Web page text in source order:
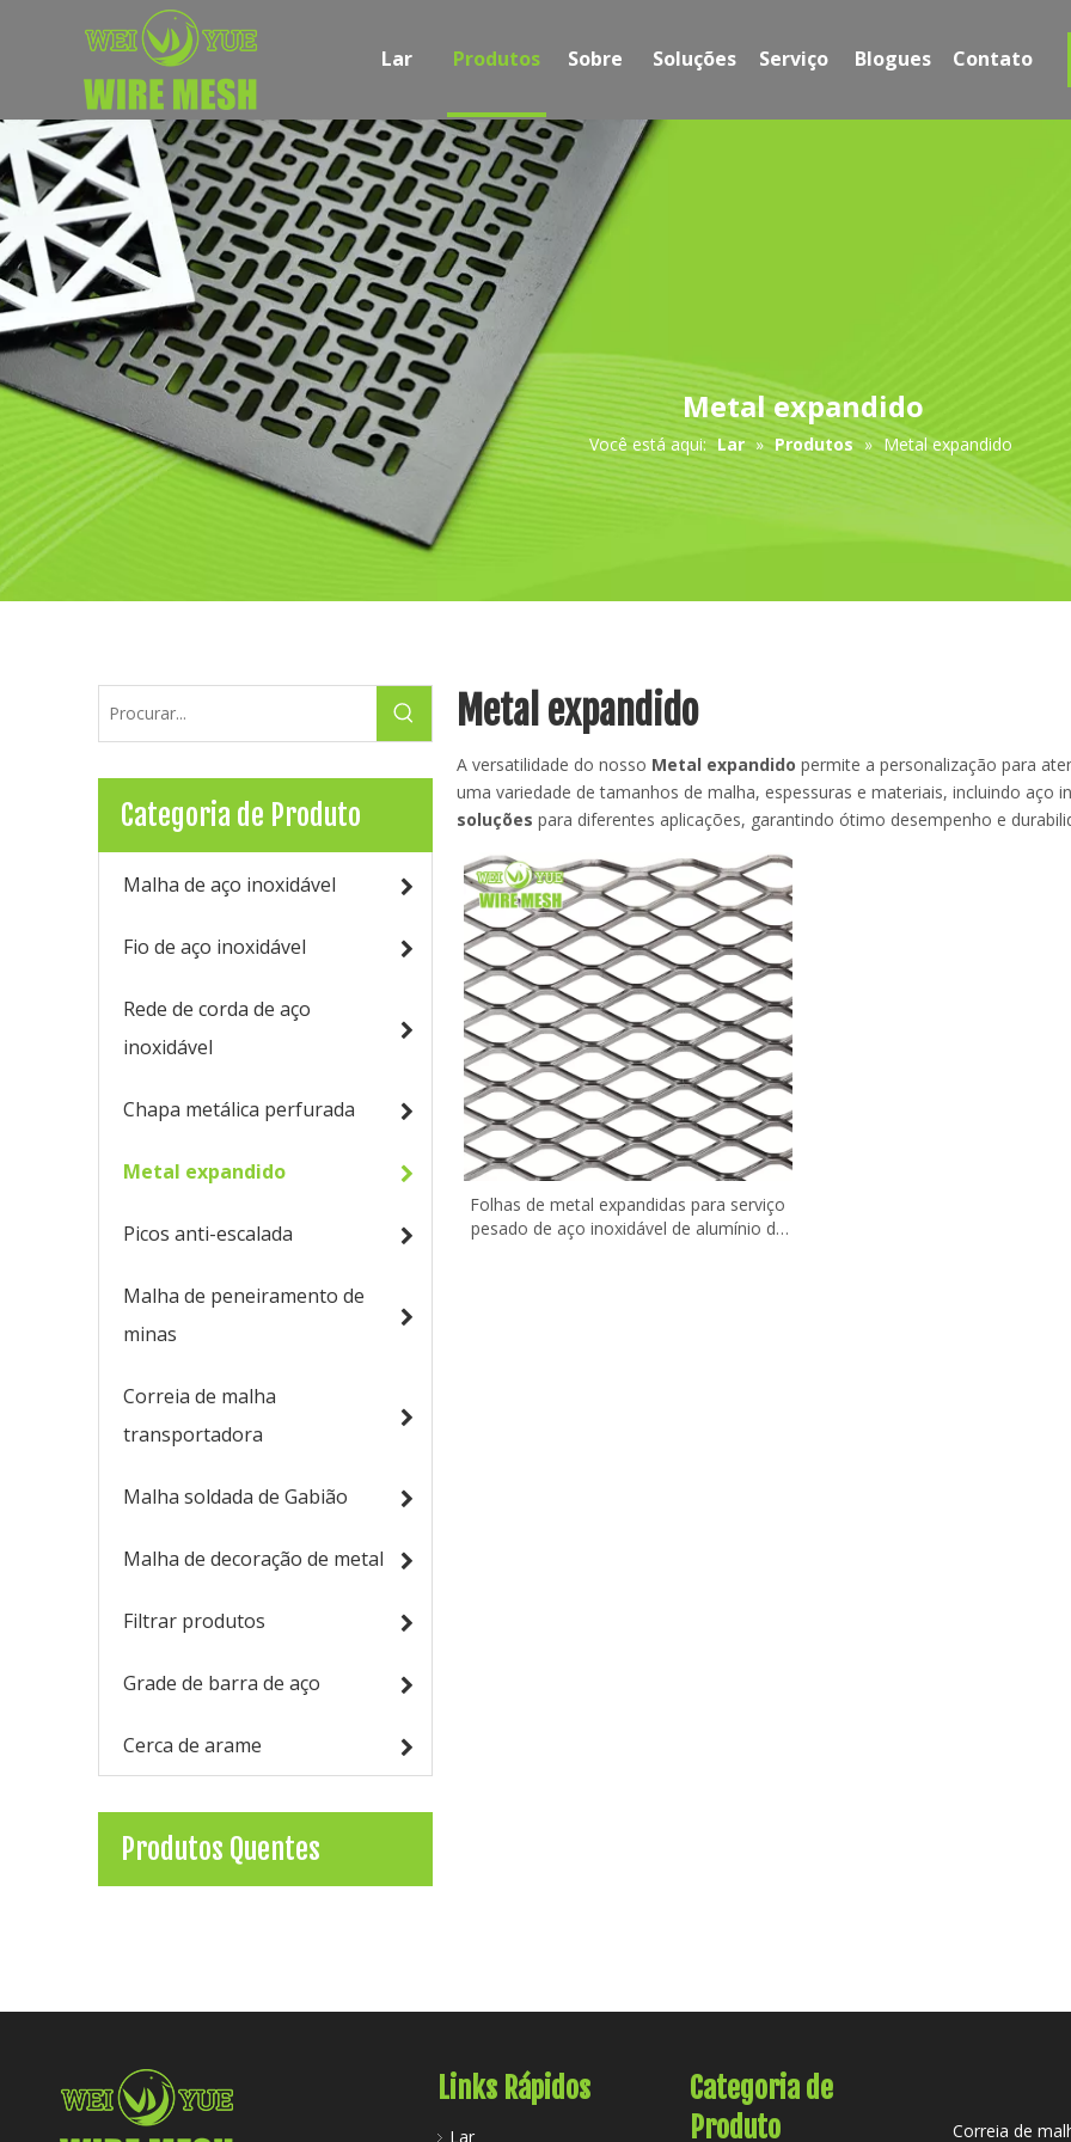
Lar Produtos Sobre Soluções Serviço Blogues Contato
Metal expandido
Você está aqui: Lar » Produtos » Metal expandido
Categoria de Produto
Malha de aço inoxidável
Fio de aço inoxidável
Rede de corda de aço
inoxidável
Chapa metálica perfurada
Metal expandido
Picos anti-escalada
Malha de peneiramento de
minas
Correia de malha
transportadora
Malha soldada de Gabião
Malha de decoração de metal
Filtrar produtos
Grade de barra de aço
Cerca de arame
Produtos Quentes
Metal expandido
A versatilidade do nosso Metal expandido permite a personalização para
uma variedade de tamanhos de malha, espessuras e materiais, incluindo aço
soluções para diferentes aplicações, garantindo ótimo desempenho e
Folhas de metal expandidas para serviço
pesado de aço inoxidável de alumínio de
Links Rápidos
Lar
Categoria de
Produto
Correia de